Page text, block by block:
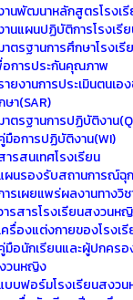
านพัฒนาหลักสูตรโรงเ
านแผนปฏิบัติการโรงเ
าตรฐานการศึกษาโรงเ
อการประกันคุณภาพ
ายงานการประเมินตนเอ
ษา(SAR)
าตรฐานการปฏิบัติงาน
มือการปฏิบัติงาน(WI)
ารสนเทศโรงเรียน
ผนรองรับสถานการณ์ฉุก
ารเผยแพร่ผลงานทางวิช
ารสารโรงเรียนสงวนห
ครื่องแต่งกายของโรงเ
มือนักเรียนและผู้ปกครอ
วนหญิง
บบฟอร์มโรงเรียนสงว